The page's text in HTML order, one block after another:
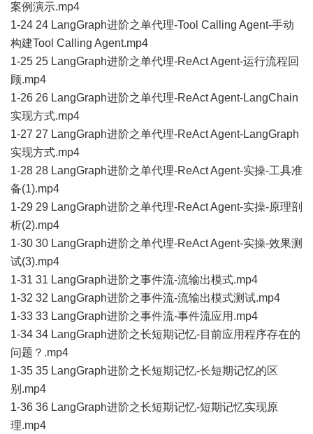
案例演示.mp4
1-24 24 LangGraph进阶之单代理-Tool Calling Agent-手动
构建Tool Calling Agent.mp4
1-25 25 LangGraph进阶之单代理-ReAct Agent-运行流程回
顾.mp4
1-26 26 LangGraph进阶之单代理-ReAct Agent-LangChain
实现方式.mp4
1-27 27 LangGraph进阶之单代理-ReAct Agent-LangGraph
实现方式.mp4
1-28 28 LangGraph进阶之单代理-ReAct Agent-实操-工具准
备(1).mp4
1-29 29 LangGraph进阶之单代理-ReAct Agent-实操-原理剖
析(2).mp4
1-30 30 LangGraph进阶之单代理-ReAct Agent-实操-效果测
试(3).mp4
1-31 31 LangGraph进阶之事件流-流输出模式.mp4
1-32 32 LangGraph进阶之事件流-流输出模式测试.mp4
1-33 33 LangGraph进阶之事件流-事件流应用.mp4
1-34 34 LangGraph进阶之长短期记忆-目前应用程序存在的
问题？.mp4
1-35 35 LangGraph进阶之长短期记忆-长短期记忆的区
别.mp4
1-36 36 LangGraph进阶之长短期记忆-短期记忆实现原
理.mp4